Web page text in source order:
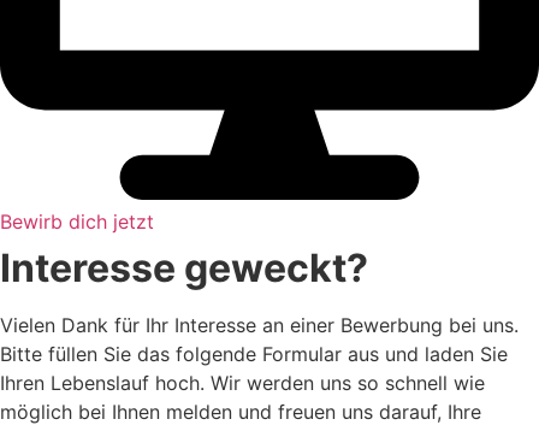
Bewirb dich jetzt
Interesse geweckt?
Vielen Dank für Ihr Interesse an einer Bewerbung bei uns.
Bitte füllen Sie das folgende Formular aus und laden Sie
Ihren Lebenslauf hoch. Wir werden uns so schnell wie
möglich bei Ihnen melden und freuen uns darauf, Ihre